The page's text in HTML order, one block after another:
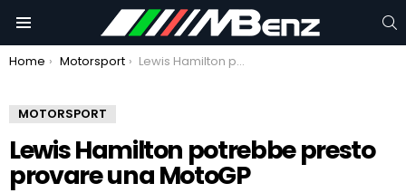
You are here:
Home Motorsport Lewis Hamilton potrebbe presto provare una MotoGP
MOTORSPORT
Lewis Hamilton potrebbe presto
provare una MotoGP